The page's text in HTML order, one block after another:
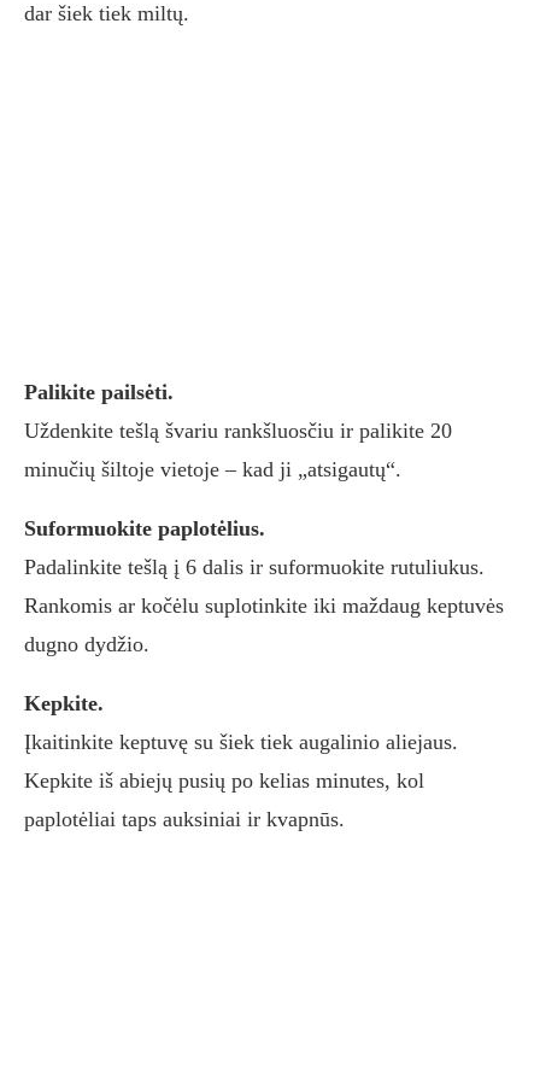
dar šiek tiek miltų.
Palikite pailsėti.
Uždenkite tešlą švariu rankšluosčiu ir palikite 20
minučių šiltoje vietoje – kad ji „atsigautų“.
Suformuokite paplotėlius.
Padalinkite tešlą į 6 dalis ir suformuokite rutuliukus.
Rankomis ar kočėlu suplotinkite iki maždaug keptuvės
dugno dydžio.
Kepkite.
Įkaitinkite keptuvę su šiek tiek augalinio aliejaus.
Kepkite iš abiejų pusių po kelias minutes, kol
paplotėliai taps auksiniai ir kvapnūs.